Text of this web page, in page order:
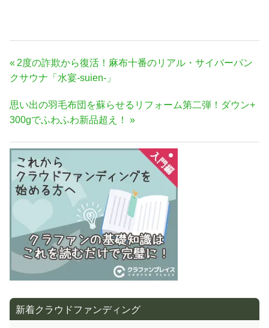
投
稿
ビ
ゲ
ー
シ
ョ
ン
前
の
事:
2度の詐欺から復活！麻布十番のリアル・サイバーパン
クサウナ「水宴-suien-」
次
の
事:
思い出の羽毛布団を蘇らせるリフォーム第二弾！ダウン+
300gでふわふわ新品超え！
新着クラウドファンディング